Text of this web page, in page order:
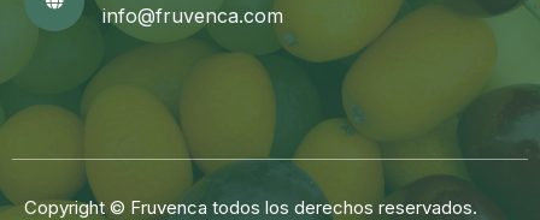
info@fruvenca.com
Copyright © Fruvenca todos los derechos reservados.